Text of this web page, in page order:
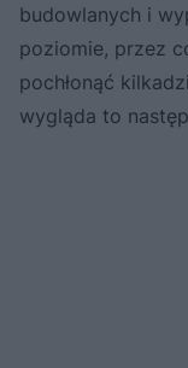
budowlanych i
poziomie, przez
pochłonąć
wygląda to